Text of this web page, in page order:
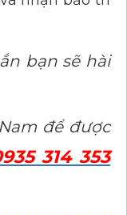
bạn sẽ hài
để được
314 353